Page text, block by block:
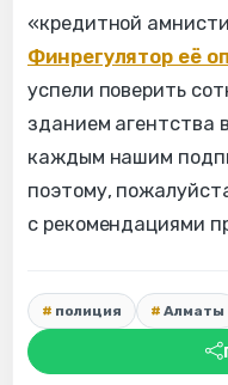
«кредитной
Финрегулятор её
успели поверить
зданием
каждым нашим
поэтому,
с рекомендациями
полиция Алматы